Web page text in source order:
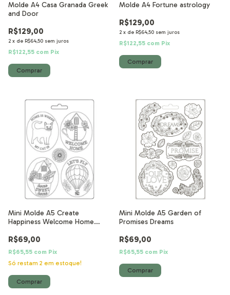
Molde A4 Casa Granada Greek
and Door
R$129,00
2 x de R$64,50 sem juros
R$122,55 com Pix
Molde A4 Fortune astrology
R$129,00
2 x de R$64,50 sem juros
R$122,55 com Pix
Mini Molde A5 Create
Happiness Welcome Home
R$69,00
R$65,55 com Pix
Só restam 2 em estoque!
Mini Molde A5 Garden of
Promises Dreams
R$69,00
R$65,55 com Pix